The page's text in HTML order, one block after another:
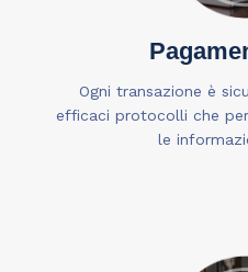
Ogni transazione è
efficaci protocolli che
le